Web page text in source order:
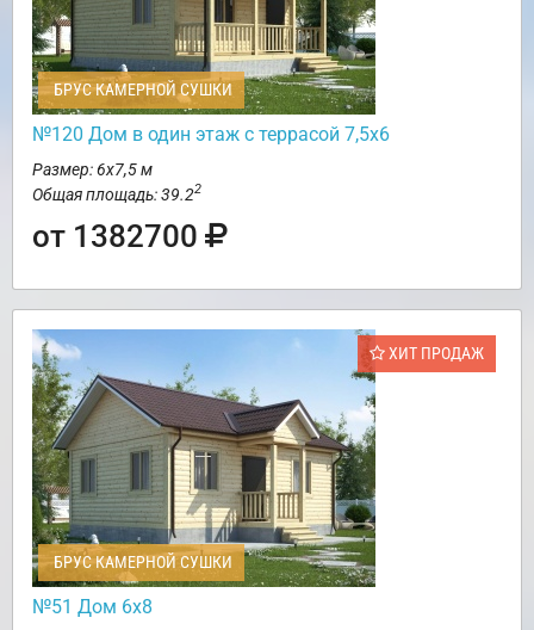
БРУС КАМЕРНОЙ СУШКИ
№120 Дом в один этаж с террасой 7,5х6
Размер: 6х7,5 м
Общая площадь: 39.22
от 1382700
ХИТ ПРОДАЖ
БРУС КАМЕРНОЙ СУШКИ
№51 Дом 6х8